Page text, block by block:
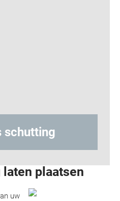
betonschutting
plaatsen
uw